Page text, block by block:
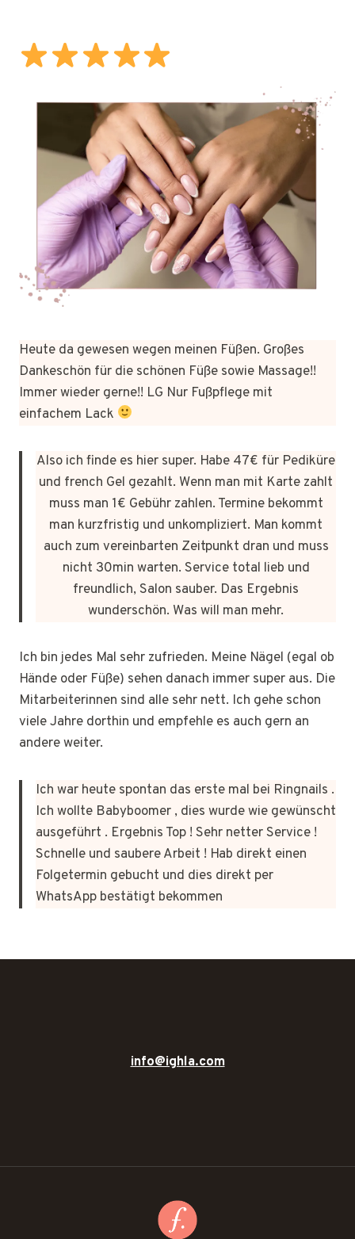
Heute da gewesen wegen meinen Füßen. Großes
Dankeschön für die schönen Füße sowie Massage!!
Immer wieder gerne!! LG Nur Fußpflege mit
einfachem Lack
Also ich finde es hier super. Habe 47€ für Pediküre
und french Gel gezahlt. Wenn man mit Karte zahlt
muss man 1€ Gebühr zahlen. Termine bekommt
man kurzfristig und unkompliziert. Man kommt
auch zum vereinbarten Zeitpunkt dran und muss
nicht 30min warten. Service total lieb und
freundlich, Salon sauber. Das Ergebnis
wunderschön. Was will man mehr.
Ich bin jedes Mal sehr zufrieden. Meine Nägel (egal ob
Hände oder Füße) sehen danach immer super aus. Die
Mitarbeiterinnen sind alle sehr nett. Ich gehe schon
viele Jahre dorthin und empfehle es auch gern an
andere weiter.
Ich war heute spontan das erste mal bei Ringnails .
Ich wollte Babyboomer , dies wurde wie gewünscht
ausgeführt . Ergebnis Top ! Sehr netter Service !
Schnelle und saubere Arbeit ! Hab direkt einen
Folgetermin gebucht und dies direkt per
WhatsApp bestätigt bekommen
info@ighla.com